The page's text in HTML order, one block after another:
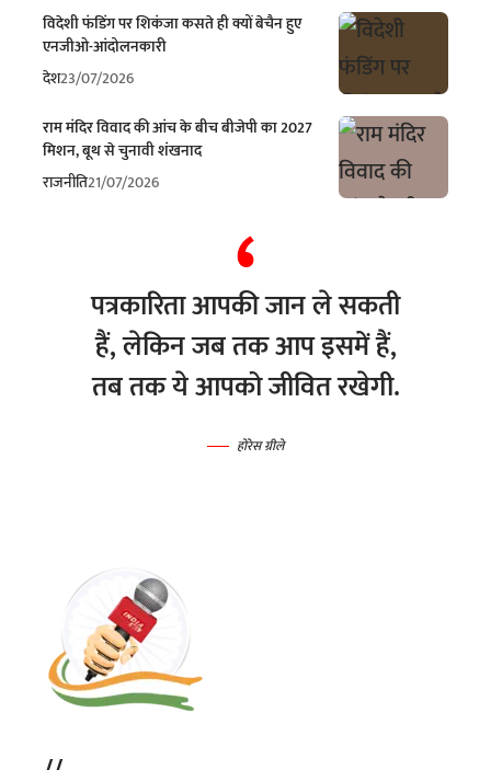
विदेशी फंडिंग पर शिकंजा कसते ही क्यों बेचैन हुए
एनजीओ-आंदोलनकारी
देश23/07/2026
राम मंदिर विवाद की आंच के बीच बीजेपी का 2027
मिशन, बूथ से चुनावी शंखनाद
राजनीति21/07/2026
पत्रकारिता आपकी जान ले सकती
हैं, लेकिन जब तक आप इसमें हैं,
तब तक ये आपको जीवित रखेगी.
होरेस ग्रीले